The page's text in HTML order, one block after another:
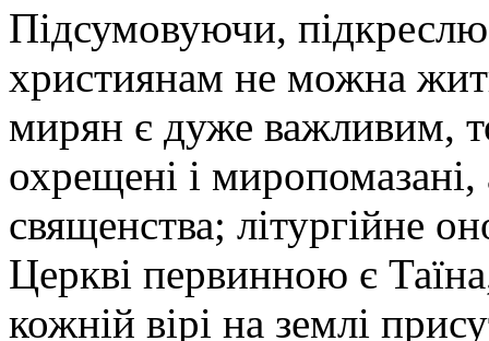
Підсумовуючи,
християнам не можна
мирян є дуже важливим,
охрещені і
священства; літургійне
Церкві первинною є
кожній вірі на землі